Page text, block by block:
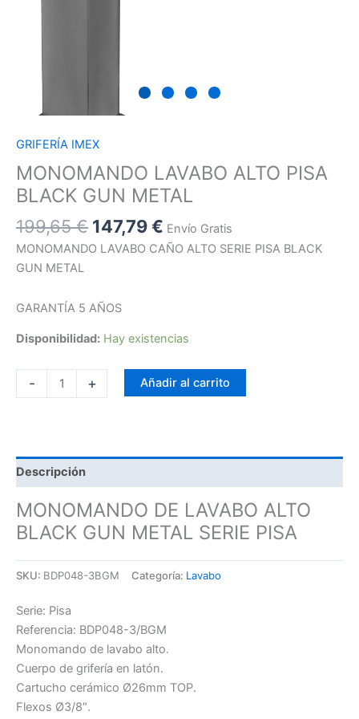
GRIFERÍA IMEX
MONOMANDO LAVABO ALTO PISA
BLACK GUN METAL
199,65€ 147,79€ Envío Gratis
MONOMANDO LAVABO CAÑO ALTO SERIE PISA BLACK
GUN METAL
GARANTÍA 5 AÑOS
Disponibilidad: Hay existencias
- + Añadir al carrito
Descripción
MONOMANDO DE LAVABO ALTO
BLACK GUN METAL SERIE PISA
SKU: BDP048-3BGM Categoría: Lavabo
Serie: Pisa
Referencia: BDP048-3/BGM
Monomando de lavabo alto.
Cuerpo de grifería en latón.
Cartucho cerámico Ø26mm TOP.
Flexos Ø3/8″.